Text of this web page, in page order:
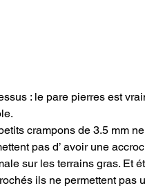
: le pare pierres est
crampons de 3.5 mm ne
pas d’ avoir une
sur les terrains gras. Et
ils ne permettent pas